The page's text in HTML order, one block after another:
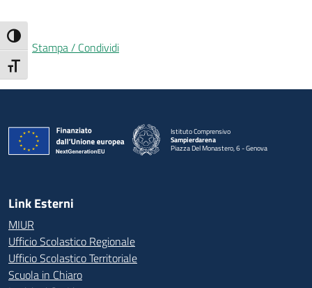
Attiva/disattiva alto contrasto
Attiva/disattiva dimensione testo
Stampa / Condividi
Istituto Comprensivo
Sampierdarena
Piazza Del Monastero, 6 - Genova
— Visita la pagina iniziale della scuola
Link Esterni
MIUR
Ufficio Scolastico Regionale
Ufficio Scolastico Territoriale
Scuola in Chiaro